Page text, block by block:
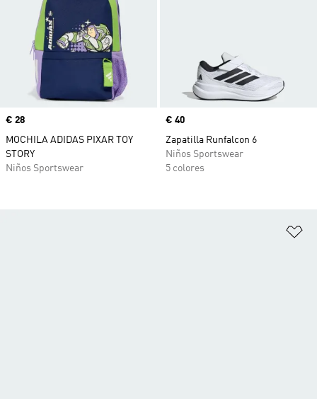
Precio
€ 28
MOCHILA ADIDAS PIXAR TOY
STORY
Niños Sportswear
Precio
€ 40
Zapatilla Runfalcon 6
Niños Sportswear
5 colores